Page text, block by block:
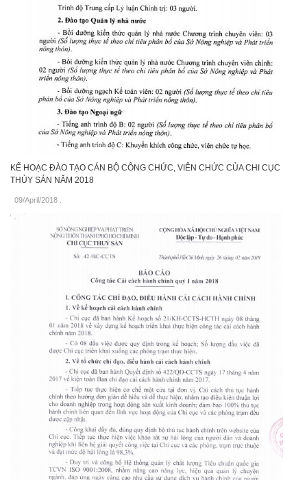
KẾ HOẠC ĐÀO TẠO CÁN BỘ CÔNG CHỨC, VIÊN CHỨC CỦA CHI CỤC
THỦY SẢN NĂM 2018
09/April/2018